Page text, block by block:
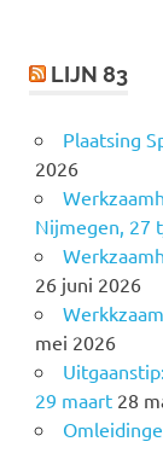
LIJN 83
Plaatsing
2026
Nijmegen, 27
26 juni 2026
mei 2026
29 maart 28